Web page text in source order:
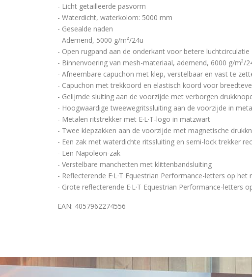
- Licht getailleerde pasvorm
- Waterdicht, waterkolom: 5000 mm
- Gesealde naden
- Ademend, 5000 g/m²/24u
- Open rugpand aan de onderkant voor betere luchtcirculatie
- Binnenvoering van mesh-materiaal, ademend, 6000 g/m²/
- Afneembare capuchon met klep, verstelbaar en vast te
- Capuchon met trekkoord en elastisch koord voor
- Gelijmde sluiting aan de voorzijde met verborgen
- Hoogwaardige tweewegritssluiting aan de voorzijde in
- Metalen ritstrekker met E·L·T-logo in matzwart
- Twee klepzakken aan de voorzijde met magnetische
- Een zak met waterdichte ritssluiting en semi-lock trekker
- Een Napoleon-zak
- Verstelbare manchetten met klittenbandsluiting
- Reflecterende E·L·T Equestrian Performance-letters op het
- Grote reflecterende E·L·T Equestrian Performance-letters
EAN: 4057962274556